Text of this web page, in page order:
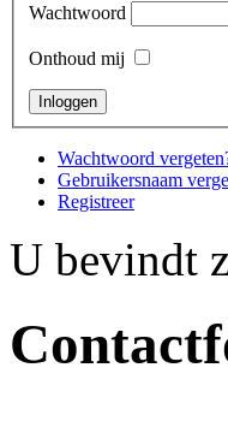
Wachtwoord
Onthoud mij
Wachtwoord
Gebruikersnaam
Registreer
U bevindt